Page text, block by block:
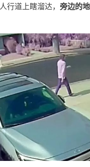
行道上瞎溜达，旁边的